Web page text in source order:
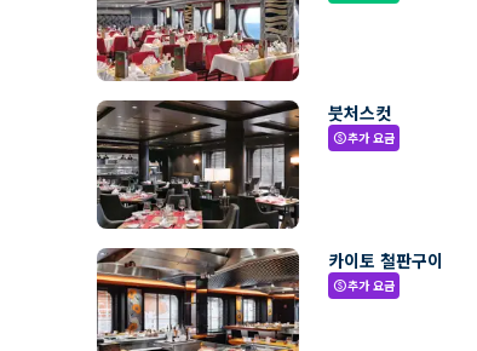
붓처스컷
paid추가 요금
카이토 철판구이
paid추가 요금